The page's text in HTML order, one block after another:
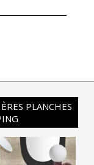
PLANCHES